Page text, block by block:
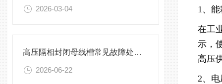
2026-03-04
高压隔相封闭母线槽常见故障处理方案
2026-06-22
1、
在工
示，
高压
2、